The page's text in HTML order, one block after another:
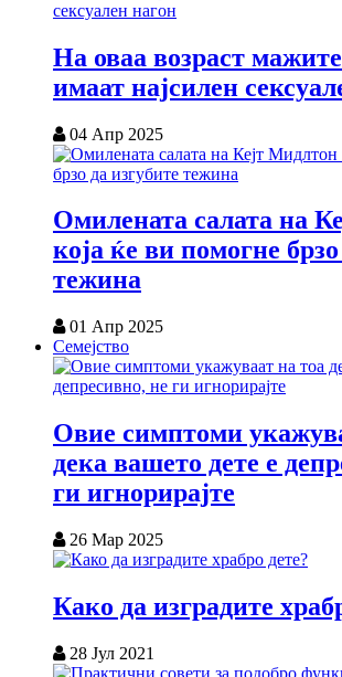
На оваа возраст
имаат најсилен
04 Апр 2025
Омилената салата на
која ќе ви помогне
тежина
01 Апр 2025
Семејство
Овие симптоми
дека вашето дете е
ги игнорирајте
26 Мар 2025
Како да изградите
28 Јул 2021